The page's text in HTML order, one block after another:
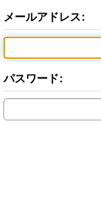
メールアドレス:
パスワード: